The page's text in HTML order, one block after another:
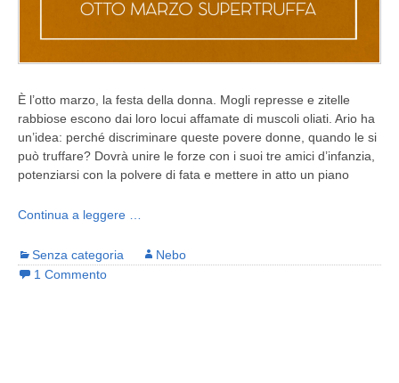
È l’otto marzo, la festa della donna. Mogli represse e zitelle
rabbiose escono dai loro locui affamate di muscoli oliati. Ario ha
un’idea: perché discriminare queste povere donne, quando le si
può truffare? Dovrà unire le forze con i suoi tre amici d’infanzia,
potenziarsi con la polvere di fata e mettere in atto un piano
Continua a leggere …
Senza categoria
Nebo
1 Commento